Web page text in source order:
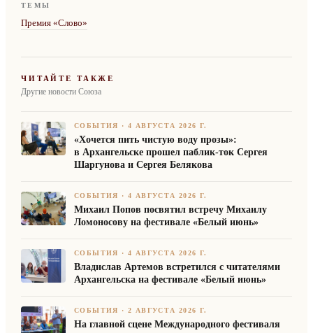
ТЕМЫ
Премия «Слово»
ЧИТАЙТЕ ТАКЖЕ
Другие новости Союза
СОБЫТИЯ ·4 АВГУСТА 2026 Г.
«Хочется пить чистую воду прозы»:
в Архангельске прошел паблик-ток Сергея
Шаргунова и Сергея Белякова
СОБЫТИЯ ·4 АВГУСТА 2026 Г.
Михаил Попов посвятил встречу Михаилу
Ломоносову на фестивале «Белый июнь»
СОБЫТИЯ ·4 АВГУСТА 2026 Г.
Владислав Артемов встретился с читателями
Архангельска на фестивале «Белый июнь»
СОБЫТИЯ ·2 АВГУСТА 2026 Г.
На главной сцене Международного фестиваля